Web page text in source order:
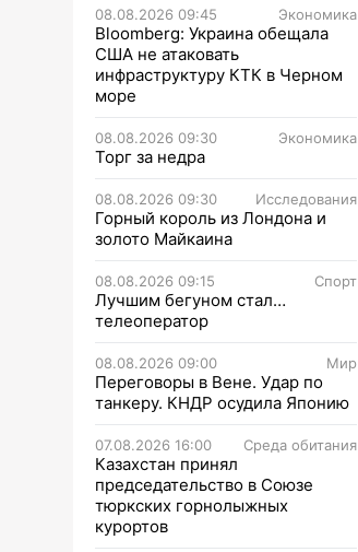
08.08.2026 09:45 Экономика
Bloomberg: Украина обещала
США не атаковать
инфраструктуру КТК в Черном
море
08.08.2026 09:30 Экономика
Торг за недра
08.08.2026 09:30 Исследования
Горный король из Лондона и
золото Майкаина
08.08.2026 09:15 Спорт
Лучшим бегуном стал…
телеоператор
08.08.2026 09:00 Мир
Переговоры в Вене. Удар по
танкеру. КНДР осудила Японию
07.08.2026 16:00 Среда обитания
Казахстан принял
председательство в Союзе
тюркских горнолыжных
курортов